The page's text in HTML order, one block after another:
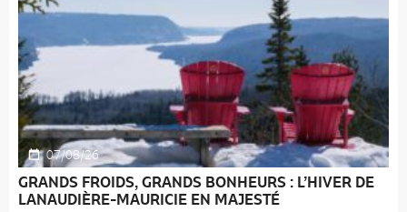
07/08/26
GRANDS FROIDS, GRANDS BONHEURS : L’HIVER DE
LANAUDIÈRE-MAURICIE EN MAJESTÉ